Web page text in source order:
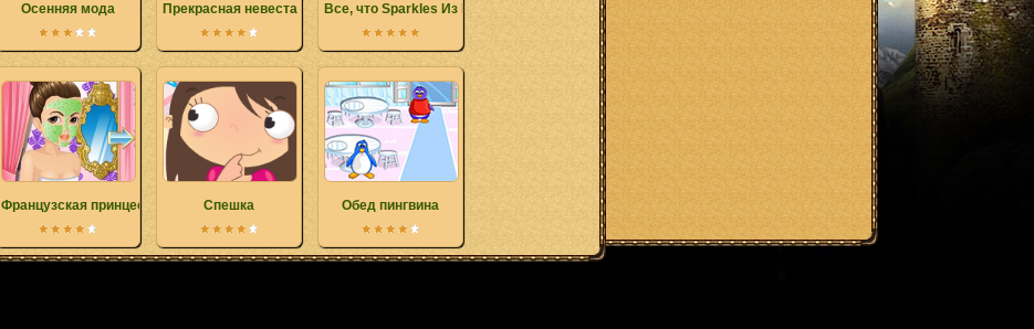
Осенняя мода Прекрасная невеста Все, что Sparkles Из Makeover
Французская принцесса лицо Спешка Обед пингвина